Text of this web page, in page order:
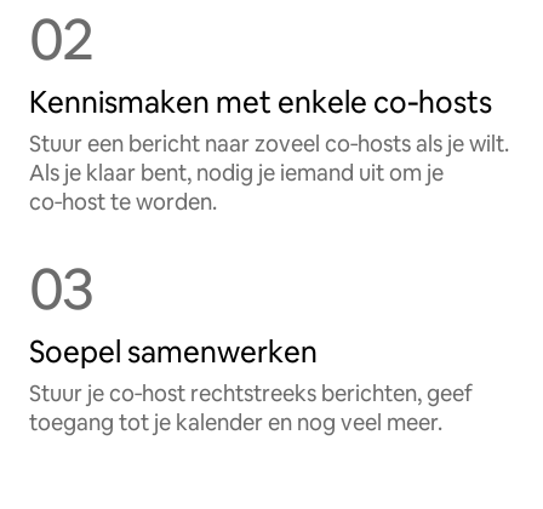
02
Kennismaken met enkele co‑hosts
Stuur een bericht naar zoveel co‑hosts als je wilt.
Als je klaar bent, nodig je iemand uit om je
co‑host te worden.
03
Soepel samenwerken
Stuur je co‑host rechtstreeks berichten, geef
toegang tot je kalender en nog veel meer.